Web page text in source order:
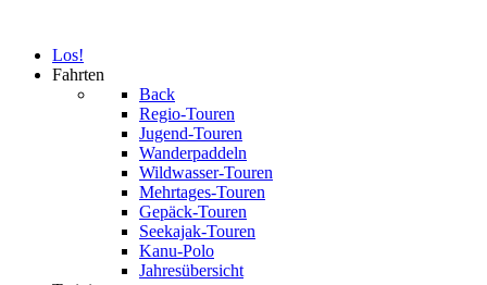
Los!
Fahrten
Back
Regio-Touren
Jugend-Touren
Wanderpaddeln
Wildwasser-Touren
Mehrtages-Touren
Gepäck-Touren
Seekajak-Touren
Kanu-Polo
Jahresübersicht